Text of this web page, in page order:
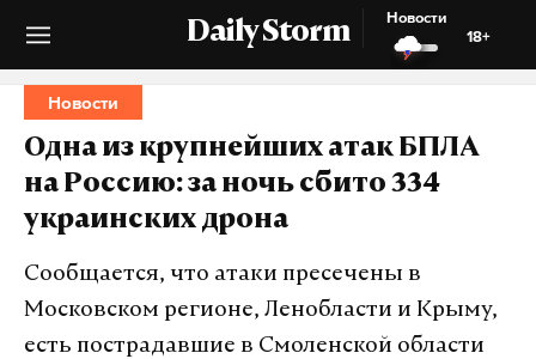
Daily Storm
Новости
18+
Новости
Одна из крупнейших атак БПЛА
на Россию: за ночь сбито 334
украинских дрона
Сообщается, что атаки пресечены в
Московском регионе, Ленобласти и Крыму,
есть пострадавшие в Смоленской области